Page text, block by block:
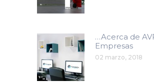
…Acerca de
Empresas
02 marzo, 2018